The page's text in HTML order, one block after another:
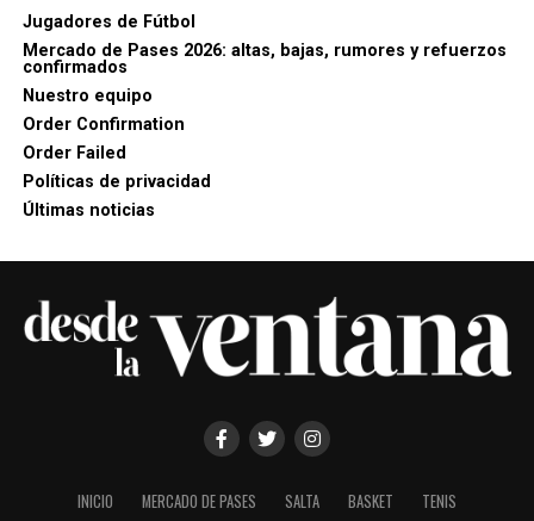
Jugadores de Fútbol
Mercado de Pases 2026: altas, bajas, rumores y refuerzos
confirmados
Nuestro equipo
Order Confirmation
Order Failed
Políticas de privacidad
Últimas noticias
INICIO MERCADO DE PASES SALTA BASKET TENIS